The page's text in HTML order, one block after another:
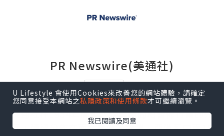
PR Newswire(美通社)
追蹤
美通社在1954年開創了企業新聞稿發佈行業的先
河，通過分佈在南北美洲、歐洲、亞洲和中東16
U Lifestyle 會使用Cookies來改善您的網站體驗，請確定
您同意接受本網站之私隱政策和使用條款才可繼續瀏覽。
我已閱讀及同意